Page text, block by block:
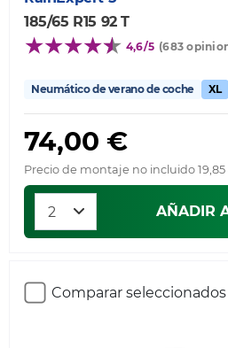
185/65 R15 92 T
4,6/5 (683
Neumático de verano de coche XL
74,00 €
Precio de montaje no incluido
AÑADIR
Comparar seleccionados